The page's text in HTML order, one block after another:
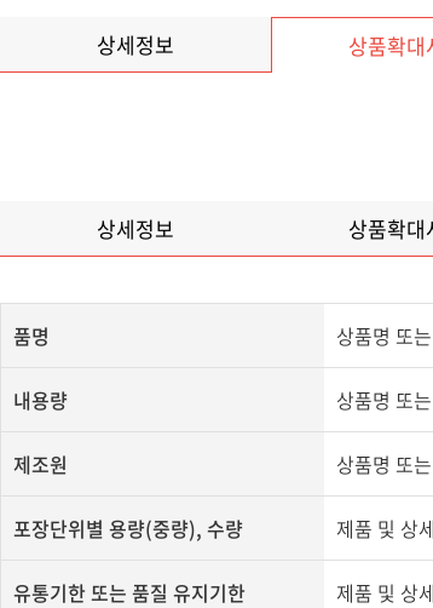
상세정보 상품확대
상세정보 상품확대
품명 상품명 또
내용량 상품명 또
제조원 상품명 또
포장단위별 용량(중량), 수량 제품 및 상
유통기한 또는 품질 유지기한 제품 및 상